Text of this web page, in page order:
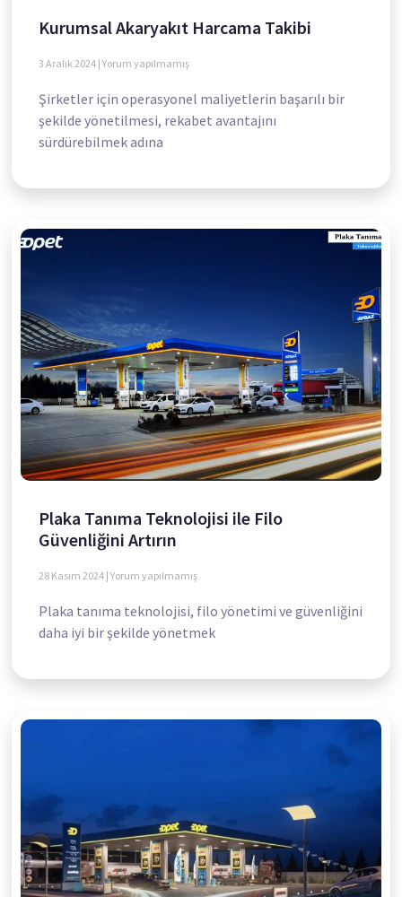
Kurumsal Akaryakıt Harcama Takibi
3 Aralık 2024 Yorum yapılmamış
Şirketler için operasyonel maliyetlerin başarılı bir
şekilde yönetilmesi, rekabet avantajını
sürdürebilmek adına
Plaka Tanıma Teknolojisi ile Filo
Güvenliğini Artırın
28 Kasım 2024 Yorum yapılmamış
Plaka tanıma teknolojisi, filo yönetimi ve güvenliğini
daha iyi bir şekilde yönetmek